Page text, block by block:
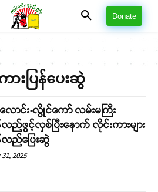
Donate
ားပြန်ပေးဆွဲ
ောင်း-လွိုင်ကော် လမ်းမကြီး
လည်ဖွင့်လှစ်ပြီးနောက် လိုင်းကားများ
လည်ပြေးဆွဲ
2025